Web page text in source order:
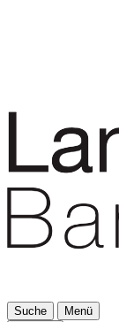
Suche
Menü